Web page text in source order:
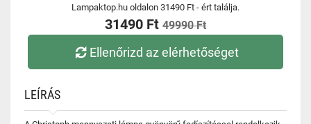
Lampaktop.hu oldalon 31490 Ft - ért találja.
31490 Ft 49990 Ft
Ellenőrizd az elérhetőséget
LEÍRÁS